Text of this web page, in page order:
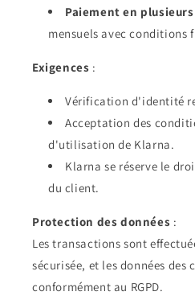
Paiement en
mensuels avec conditions
Exigences :
Vérification d'identité
Acceptation des
d'utilisation de Klarna.
Klarna se réserve le
du client.
Protection des données :
Les transactions sont
sécurisée, et les données des
conformément au RGPD.